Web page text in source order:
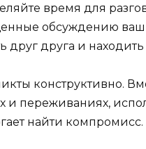
время для
обсуждению
друг друга и
конструктивно.
и переживаниях,
найти компромисс.